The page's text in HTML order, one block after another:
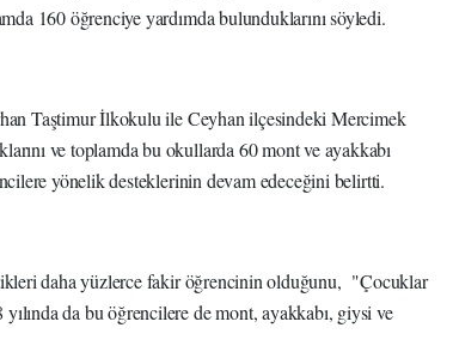
160 öğrenciye yardımda bulunduklarını söyledi.
Taştimur İlkokulu ile Ceyhan ilçesindeki Mercimek
ve toplamda bu okullarda 60 mont ve ayakkabı
yönelik desteklerinin devam edeceğini belirtti.
daha yüzlerce fakir öğrencinin olduğunu, "Çocuklar
da bu öğrencilere de mont, ayakkabı, giysi ve